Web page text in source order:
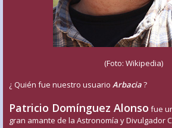
(Foto: Wikipedia)
¿ Quién fue nuestro usuario Arbacia?
Patricio Domínguez Alonso fue
gran amante de la Astronomía y Divulgador